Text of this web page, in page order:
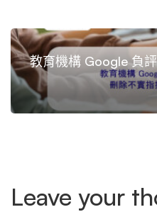
教育機構 Google 負
Leave your